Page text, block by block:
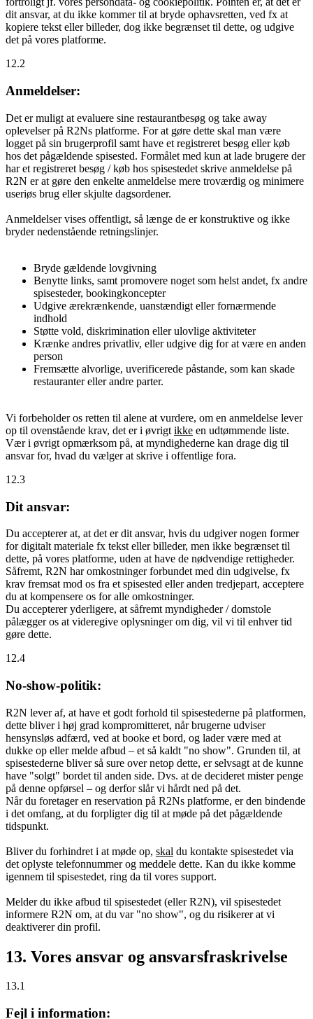
dit ansvar, at du ikke kommer til at bryde ophavsretten, ved fx at
kopiere tekst eller billeder, dog ikke begrænset til dette, og udgive
det på vores platforme.
12.2
Anmeldelser:
Det er muligt at evaluere sine restaurantbesøg og take away
oplevelser på R2Ns platforme. For at gøre dette skal man være
logget på sin brugerprofil samt have et registreret besøg eller køb
hos det pågældende spisested. Formålet med kun at lade brugere der
har et registreret besøg / køb hos spisestedet skrive anmeldelse på
R2N er at gøre den enkelte anmeldelse mere troværdig og minimere
useriøs brug eller skjulte dagsordener.
Anmeldelser vises offentligt, så længe de er konstruktive og ikke
bryder nedenstående retningslinjer.
Bryde gældende lovgivning
Benytte links, samt promovere noget som helst andet, fx andre
spisesteder, bookingkoncepter
Udgive ærekrænkende, uanstændigt eller fornærmende
indhold
Støtte vold, diskrimination eller ulovlige aktiviteter
Krænke andres privatliv, eller udgive dig for at være en anden
person
Fremsætte alvorlige, uverificerede påstande, som kan skade
restauranter eller andre parter.
Vi forbeholder os retten til alene at vurdere, om en anmeldelse lever
op til ovenstående krav, det er i øvrigt ikke en udtømmende liste.
Vær i øvrigt opmærksom på, at myndighederne kan drage dig til
ansvar for, hvad du vælger at skrive i offentlige fora.
12.3
Dit ansvar:
Du accepterer at, at det er dit ansvar, hvis du udgiver nogen former
for digitalt materiale fx tekst eller billeder, men ikke begrænset til
dette, på vores platforme, uden at have de nødvendige rettigheder.
Såfremt, R2N har omkostninger forbundet med din udgivelse, fx
krav fremsat mod os fra et spisested eller anden tredjepart, acceptere
du at kompensere os for alle omkostninger.
Du accepterer yderligere, at såfremt myndigheder / domstole
pålægger os at videregive oplysninger om dig, vil vi til enhver tid
gøre dette.
12.4
No-show-politik:
R2N lever af, at have et godt forhold til spisestederne på platformen,
dette bliver i høj grad kompromitteret, når brugerne udviser
hensynsløs adfærd, ved at booke et bord, og lader være med at
dukke op eller melde afbud – et så kaldt "no show". Grunden til, at
spisestederne bliver så sure over netop dette, er selvsagt at de kunne
have "solgt" bordet til anden side. Dvs. at de decideret mister penge
på denne opførsel – og derfor slår vi hårdt ned på det.
Når du foretager en reservation på R2Ns platforme, er den bindende
i det omfang, at du forpligter dig til at møde på det pågældende
tidspunkt.
Bliver du forhindret i at møde op, skal du kontakte spisestedet via
det oplyste telefonnummer og meddele dette. Kan du ikke komme
igennem til spisestedet, ring da til vores support.
Melder du ikke afbud til spisestedet (eller R2N), vil spisestedet
informere R2N om, at du var "no show", og du risikerer at vi
deaktiverer din profil.
13. Vores ansvar og ansvarsfraskrivelse
13.1
Fejl i information: